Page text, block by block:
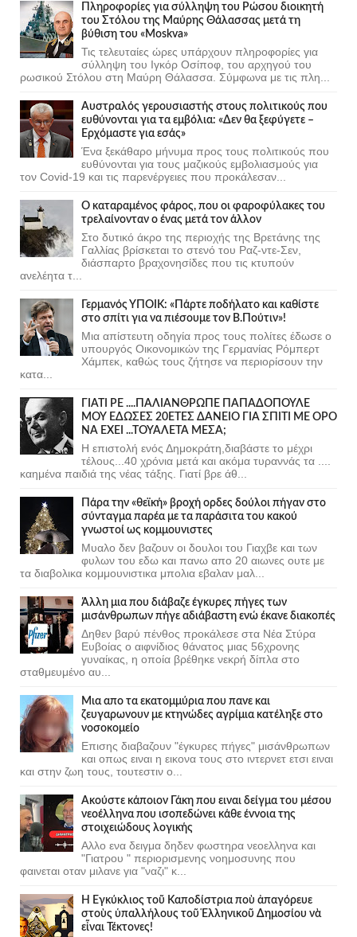
Πληροφορίες για σύλληψη του Ρώσου διοικητή
του Στόλου της Mαύρης Θάλασσας μετά τη
βύθιση του «Moskva»
Τις τελευταίες ώρες υπάρχουν πληροφορίες για
σύλληψη του Ιγκόρ Οσίποφ, του αρχηγού του
ρωσικού Στόλου στη Μαύρη Θάλασσα. Σύμφωνα με τις πλη...
Αυστραλός γερουσιαστής στους πολιτικούς που
ευθύνονται για τα εμβόλια: «Δεν θα ξεφύγετε –
Ερχόμαστε για εσάς»
Ένα ξεκάθαρο μήνυμα προς τους πολιτικούς που
ευθύνονται για τους μαζικούς εμβολιασμούς για
τον Covid-19 και τις παρενέργειες που προκάλεσαν...
Ο καταραμένος φάρος, που οι φαροφύλακες του
τρελαίνονταν ο ένας μετά τον άλλον
Στο δυτικό άκρο της περιοχής της Βρετάνης της
Γαλλίας βρίσκεται το στενό του Ραζ-ντε-Σεν,
διάσπαρτο βραχονησίδες που τις κτυπούν
ανελέητα τ...
Γερμανός ΥΠΟΙΚ: «Πάρτε ποδήλατο και καθίστε
στο σπίτι για να πιέσουμε τον Β.Πούτιν»!
Μια απίστευτη οδηγία προς τους πολίτες έδωσε ο
υπουργός Οικονομικών της Γερμανίας Ρόμπερτ
Χάμπεκ, καθώς τους ζήτησε να περιορίσουν την
κατα...
ΓΙΑΤΙ ΡΕ ....ΠΑΛΙΑΝΘΡΩΠΕ ΠΑΠΑΔΟΠΟΥΛΕ
ΜΟΥ ΕΔΩΣΕΣ 20ΕΤΕΣ ΔΑΝΕΙΟ ΓΙΑ ΣΠΙΤΙ ΜΕ ΟΡΟ
ΝΑ ΕΧΕΙ ...ΤΟΥΑΛΕΤΑ ΜΕΣΑ;
Η επιστολή ενός Δημοκράτη,διαβάστε το μέχρι
τέλους...40 χρόνια μετά και ακόμα τυραννάς τα ....
καημένα παιδιά της νέας τάξης. Γιατί βρε άθ...
Πάρα την «θεϊκή» βροχή ορδες δούλοι πήγαν στο
σύνταγμα παρέα με τα παράσιτα του κακού
γνωστοί ως κομμουνιστες
Μυαλο δεν βαζουν οι δουλοι του Γιαχβε και των
φυλων του εδω και πανω απο 20 αιωνες ουτε με
τα διαβολικα κομμουνιστικα μπολια εβαλαν μαλ...
Άλλη μια που διάβαζε έγκυρες πήγες των
μισάνθρωπων πήγε αδιάβαστη ενώ έκανε διακοπές
Δηθεν βαρύ πένθος προκάλεσε στα Νέα Στύρα
Ευβοίας ο αιφνίδιος θάνατος μιας 56χρονης
γυναίκας, η οποία βρέθηκε νεκρή δίπλα στο
σταθμευμένο αυ...
Μια απο τα εκατομμύρια που πανε και
ζευγαρωνουν με κτηνώδες αγρίμια κατέληξε στο
νοσοκομείο
Επισης διαβαζουν "έγκυρες πήγες" μισάνθρωπων
και οπως ειναι η εικονα τους στο ιντερνετ ετσι ειναι
και στην ζωη τους, τουτεστιν ο...
Ακούστε κάποιον Γάκη που ειναι δείγμα του μέσου
νεοέλληνα που ισοπεδώνει κάθε έννοια της
στοιχειώδους λογικής
Αλλο ενα δειγμα δηδεν φωστηρα νεοελληνα και
"Γιατρου " περιορισμενης νοημοσυνης που
φαινεται οταν μιλανε για "ναζι" κ...
Ἡ Ἐγκύκλιος τοῦ Καποδίστρια ποὺ ἀπαγόρευε
στοὺς ὑπαλλήλους τοῦ Ἑλληνικοῦ Δημοσίου νὰ
εἶναι Τέκτονες!